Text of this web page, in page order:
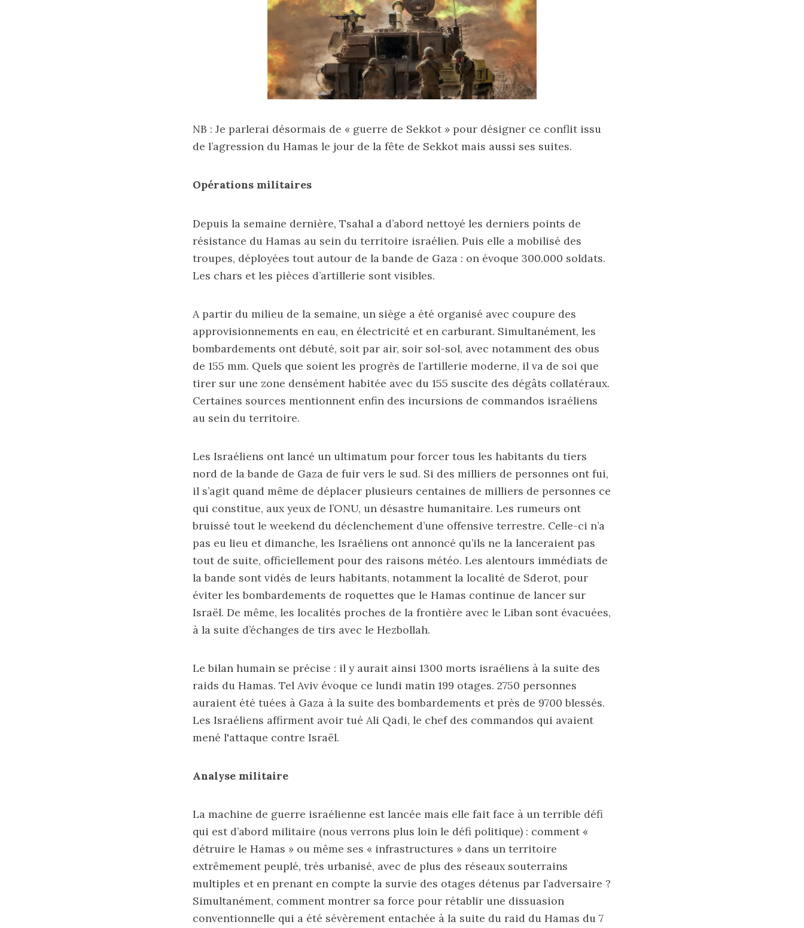
NB : Je parlerai désormais de « guerre de Sekkot » pour désigner ce conflit issu
de l’agression du Hamas le jour de la fête de Sekkot mais aussi ses suites.
Opérations militaires
Depuis la semaine dernière, Tsahal a d’abord nettoyé les derniers points de
résistance du Hamas au sein du territoire israélien. Puis elle a mobilisé des
troupes, déployées tout autour de la bande de Gaza : on évoque 300.000 soldats.
Les chars et les pièces d’artillerie sont visibles.
A partir du milieu de la semaine, un siège a été organisé avec coupure des
approvisionnements en eau, en électricité et en carburant. Simultanément, les
bombardements ont débuté, soit par air, soir sol-sol, avec notamment des obus
de 155 mm. Quels que soient les progrès de l’artillerie moderne, il va de soi que
tirer sur une zone densément habitée avec du 155 suscite des dégâts collatéraux.
Certaines sources mentionnent enfin des incursions de commandos israéliens
au sein du territoire.
Les Israéliens ont lancé un ultimatum pour forcer tous les habitants du tiers
nord de la bande de Gaza de fuir vers le sud. Si des milliers de personnes ont fui,
il s’agit quand même de déplacer plusieurs centaines de milliers de personnes ce
qui constitue, aux yeux de l’ONU, un désastre humanitaire. Les rumeurs ont
bruissé tout le weekend du déclenchement d’une offensive terrestre. Celle-ci n’a
pas eu lieu et dimanche, les Israéliens ont annoncé qu’ils ne la lanceraient pas
tout de suite, officiellement pour des raisons météo. Les alentours immédiats de
la bande sont vidés de leurs habitants, notamment la localité de Sderot, pour
éviter les bombardements de roquettes que le Hamas continue de lancer sur
Israël. De même, les localités proches de la frontière avec le Liban sont évacuées,
à la suite d’échanges de tirs avec le Hezbollah.
Le bilan humain se précise : il y aurait ainsi 1300 morts israéliens à la suite des
raids du Hamas. Tel Aviv évoque ce lundi matin 199 otages. 2750 personnes
auraient été tuées à Gaza à la suite des bombardements et près de 9700 blessés.
Les Israéliens affirment avoir tué Ali Qadi, le chef des commandos qui avaient
mené l'attaque contre Israël.
Analyse militaire
La machine de guerre israélienne est lancée mais elle fait face à un terrible défi
qui est d’abord militaire (nous verrons plus loin le défi politique) : comment «
détruire le Hamas » ou même ses « infrastructures » dans un territoire
extrêmement peuplé, très urbanisé, avec de plus des réseaux souterrains
multiples et en prenant en compte la survie des otages détenus par l’adversaire ?
Simultanément, comment montrer sa force pour rétablir une dissuasion
conventionnelle qui a été sévèrement entachée à la suite du raid du Hamas du 7